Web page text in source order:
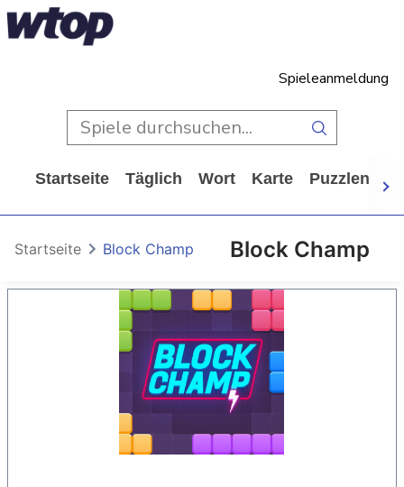
Spieleanmeldung
Startseite Täglich Wort Karte Puzzlen
Block Champ
Startseite Block Champ